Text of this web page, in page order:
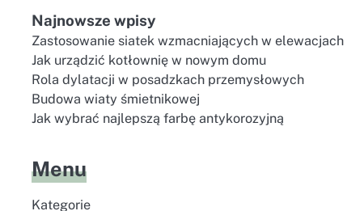
Najnowsze wpisy
Zastosowanie siatek wzmacniających w elewacjach
Jak urządzić kotłownię w nowym domu
Rola dylatacji w posadzkach przemysłowych
Budowa wiaty śmietnikowej
Jak wybrać najlepszą farbę antykorozyjną
Menu
Kategorie